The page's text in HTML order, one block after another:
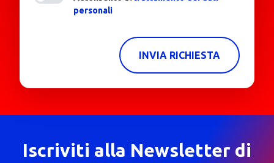
personali
INVIA RICHIESTA
Iscriviti alla Newsletter di